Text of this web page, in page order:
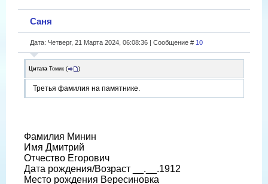
Саня
Дата: Четверг, 21 Марта 2024, 06:08:36 | Сообщение # 10
Цитата Томик ( )
Третья фамилия на памятнике.
Фамилия Минин
Имя Дмитрий
Отчество Егорович
Дата рождения/Возраст __.__.1912
Место рождения Вересиновка